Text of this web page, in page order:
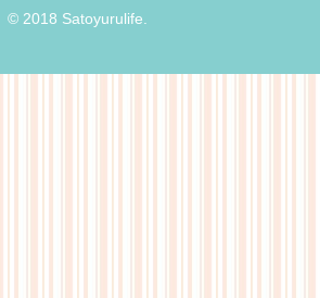
© 2018 Satoyurulife.